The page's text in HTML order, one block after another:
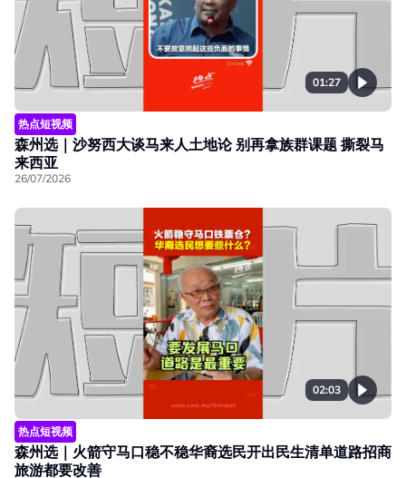
01:27
热点短视频
森州选｜沙努西大谈马来人土地论 别再拿族群课题 撕裂马
来西亚
26/07/2026
02:03
热点短视频
森州选｜火箭守马口稳不稳华裔选民开出民生清单道路招商
旅游都要改善